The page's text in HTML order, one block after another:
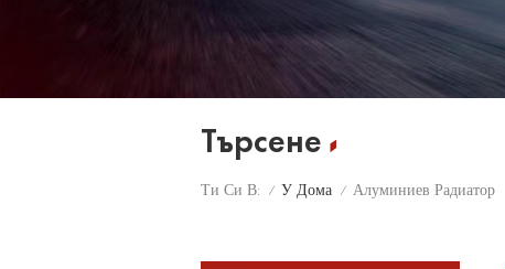
Търсене
Ти Си В: / У Дома / Алуминиев Радиатор